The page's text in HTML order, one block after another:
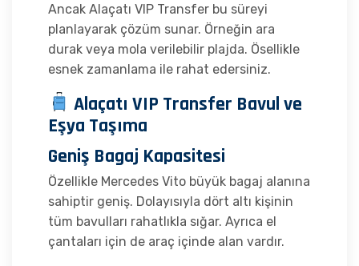
Ancak Alaçatı VIP Transfer bu süreyi
planlayarak çözüm sunar. Örneğin ara
durak veya mola verilebilir plajda. Ösellikle
esnek zamanlama ile rahat edersiniz.
Alaçatı VIP Transfer Bavul ve
Eşya Taşıma
Geniş Bagaj Kapasitesi
Özellikle Mercedes Vito büyük bagaj alanına
sahiptir geniş. Dolayısıyla dört altı kişinin
tüm bavulları rahatlıkla sığar. Ayrıca el
çantaları için de araç içinde alan vardır.